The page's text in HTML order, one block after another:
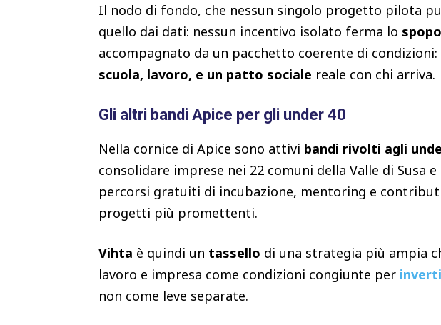
Il nodo di fondo, che nessun singolo progetto pilota
quello dai dati: nessun incentivo isolato ferma lo
accompagnato da un pacchetto coerente di condizioni:
scuola, lavoro, e un patto sociale reale con chi arriva.
Gli altri bandi Apice per gli under 40
Nella cornice di Apice sono attivi bandi rivolti agli
consolidare imprese nei 22 comuni della Valle di Susa
percorsi gratuiti di incubazione, mentoring e
progetti più promettenti.
Vihta è quindi un tassello di una strategia più ampia
lavoro e impresa come condizioni congiunte per
non come leve separate.